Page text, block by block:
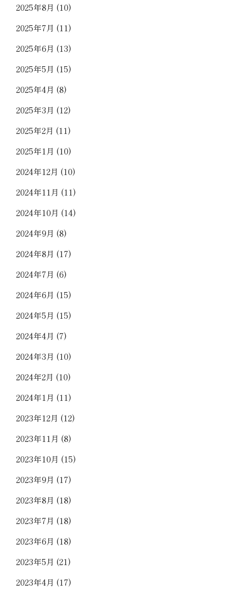
2025年8月 (10)
2025年7月 (11)
2025年6月 (13)
2025年5月 (15)
2025年4月 (8)
2025年3月 (12)
2025年2月 (11)
2025年1月 (10)
2024年12月 (10)
2024年11月 (11)
2024年10月 (14)
2024年9月 (8)
2024年8月 (17)
2024年7月 (6)
2024年6月 (15)
2024年5月 (15)
2024年4月 (7)
2024年3月 (10)
2024年2月 (10)
2024年1月 (11)
2023年12月 (12)
2023年11月 (8)
2023年10月 (15)
2023年9月 (17)
2023年8月 (18)
2023年7月 (18)
2023年6月 (18)
2023年5月 (21)
2023年4月 (17)